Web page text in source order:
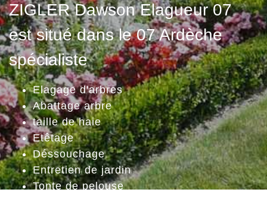
ZIGLER Dawson Elagueur 07
est situé dans le 07 Ardèche
spécialiste
Elagage d'arbres
Abattage arbre
taille de haie
Etêtage
Déssouchage
Entretien de jardin
Tonte de pelouse